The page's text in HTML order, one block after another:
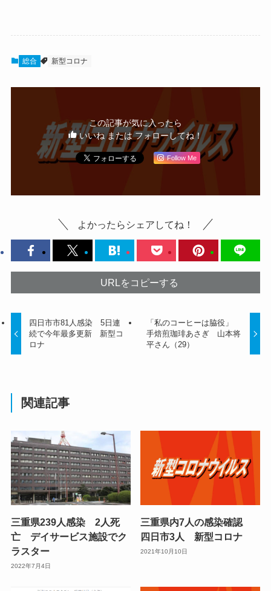
総合 新型コロナ
この記事が気に入ったら
いいね または フォローしてね！
Follow Me
よかったらシェアしてね！
URLをコピーする
四日市市81人感染 5日連
続で今年最多更新 新型コ
ロナ
「私のコーヒーは脇役」
手焙煎珈琲あさぎ 山本将
平さん（29）
関連記事
三重県239人感染 2人死
亡 デイサービス施設でク
ラスター
2022年7月4日
三重県内7人の感染確認
四日市3人 新型コロナ
2021年10月10日